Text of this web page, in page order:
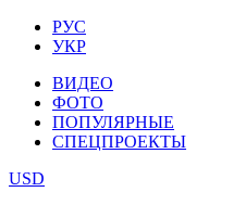
РУС
УКР
ВИДЕО
ФОТО
ПОПУЛЯРНЫЕ
СПЕЦПРОЕКТЫ
USD